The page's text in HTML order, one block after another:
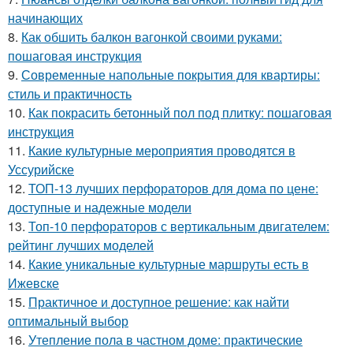
начинающих
8. Как обшить балкон вагонкой своими руками:
пошаговая инструкция
9. Современные напольные покрытия для квартиры:
стиль и практичность
10. Как покрасить бетонный пол под плитку: пошаговая
инструкция
11. Какие культурные мероприятия проводятся в
Уссурийске
12. ТОП-13 лучших перфораторов для дома по цене:
доступные и надежные модели
13. Топ-10 перфораторов с вертикальным двигателем:
рейтинг лучших моделей
14. Какие уникальные культурные маршруты есть в
Ижевске
15. Практичное и доступное решение: как найти
оптимальный выбор
16. Утепление пола в частном доме: практические